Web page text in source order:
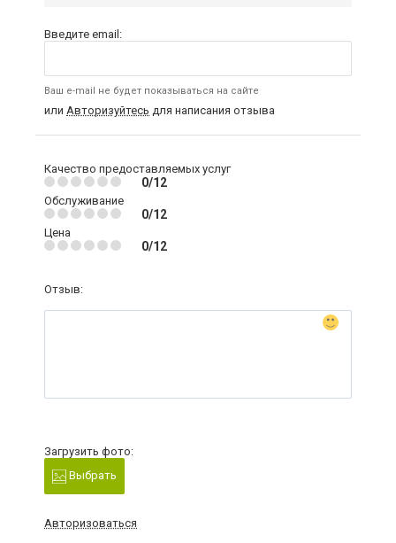
Введите email:
Ваш e-mail не будет показываться на сайте
или Авторизуйтесь для написания отзыва
Качество предоставляемых услуг
0/12
Обслуживание
0/12
Цена
0/12
Отзыв:
Загрузить фото:
Выбрать
Авторизоваться